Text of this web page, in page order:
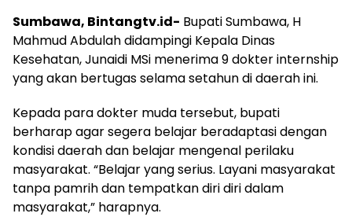
Sumbawa, Bintangtv.id- Bupati Sumbawa, H
Mahmud Abdulah didampingi Kepala Dinas
Kesehatan, Junaidi MSi menerima 9 dokter internship
yang akan bertugas selama setahun di daerah ini.
Kepada para dokter muda tersebut, bupati
berharap agar segera belajar beradaptasi dengan
kondisi daerah dan belajar mengenal perilaku
masyarakat. “Belajar yang serius. Layani masyarakat
tanpa pamrih dan tempatkan diri diri dalam
masyarakat,” harapnya.